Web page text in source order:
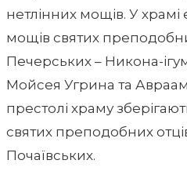
нетлінних мощів. У храмі
мощів святих
Печерських – Никона-
Мойсея Угрина та
престолі храму
святих преподобних
Почаївських.